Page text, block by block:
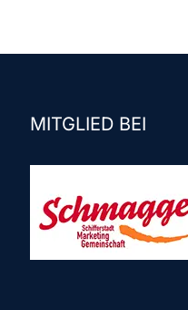
MITGLIED BEI